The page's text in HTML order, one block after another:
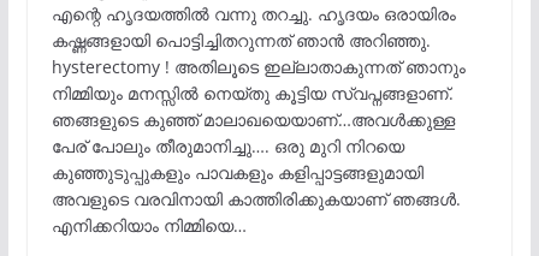
എന്റെ ഹൃദയത്തിൽ വന്നു തറച്ചു. ഹൃദയം ഒരായിരം
കഷ്ണങ്ങളായി പൊട്ടിച്ചിതറുന്നത് ഞാൻ അറിഞ്ഞു.
hysterectomy ! അതിലൂടെ ഇല്ലാതാകുന്നത് ഞാനും
നിമ്മിയും മനസ്സിൽ നെയ്തു കൂട്ടിയ സ്വപ്നങ്ങളാണ്.
ഞങ്ങളുടെ കുഞ്ഞ് മാലാഖയെയാണ്…അവൾക്കുള്ള
പേര് പോലും തീരുമാനിച്ചു…. ഒരു മുറി നിറയെ
കുഞ്ഞുടുപ്പുകളും പാവകളും കളിപ്പാട്ടങ്ങളുമായി
അവളുടെ വരവിനായി കാത്തിരിക്കുകയാണ് ഞങ്ങൾ.
എനിക്കറിയാം നിമ്മിയെ…